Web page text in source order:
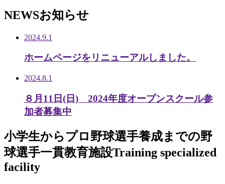
NEWSお知らせ
2024.9.1
ホームページをリニューアルしました。
2024.8.1
８月11日(日) 2024年度オープンスクール参
加者募集中
小学生からプロ野球選手養成までの野
球選手一貫教育施設Training specialized
facility